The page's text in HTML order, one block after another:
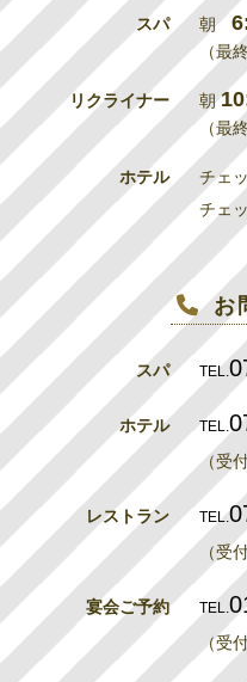
スパ 朝
（最
リクライナー 朝
（最
ホテル チェ
チェ
お
スパ TEL.
ホテル TEL.
（受
レストラン TEL.
（受
宴会ご予約 TEL.
（受